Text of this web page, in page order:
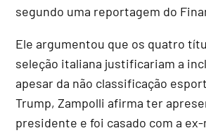
segundo uma reportagem do
Ele argumentou que os quatro
seleção italiana justificariam a
apesar da não classificação
Trump, Zampolli afirma ter
presidente e foi casado com a